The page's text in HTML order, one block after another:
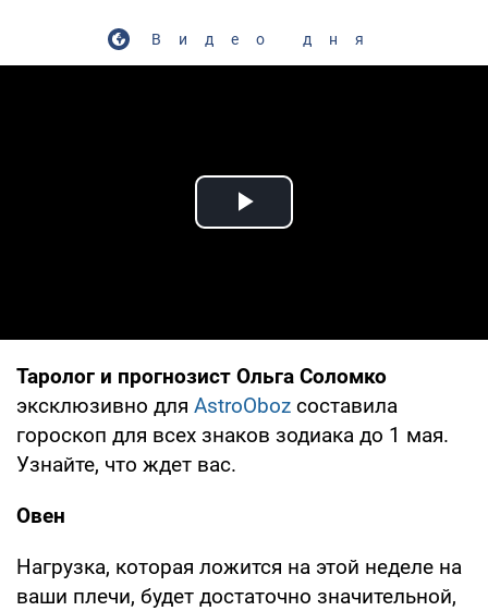
Видео дня
Play Video
Таролог и прогнозист Ольга Соломко
эксклюзивно для AstroOboz составила
гороскоп для всех знаков зодиака до 1 мая.
Узнайте, что ждет вас.
Овен
Нагрузка, которая ложится на этой неделе на
ваши плечи, будет достаточно значительной,